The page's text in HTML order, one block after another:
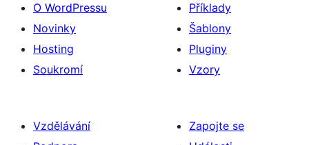
O WordPressu
Novinky
Hosting
Soukromí
Příklady
Šablony
Pluginy
Vzory
Vzdělávání
Zapojte se